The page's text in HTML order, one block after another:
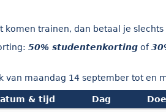
trainen, dan betaal je
50% studentenkorting of
maandag 14 september tot en
& tijd Dag Doel